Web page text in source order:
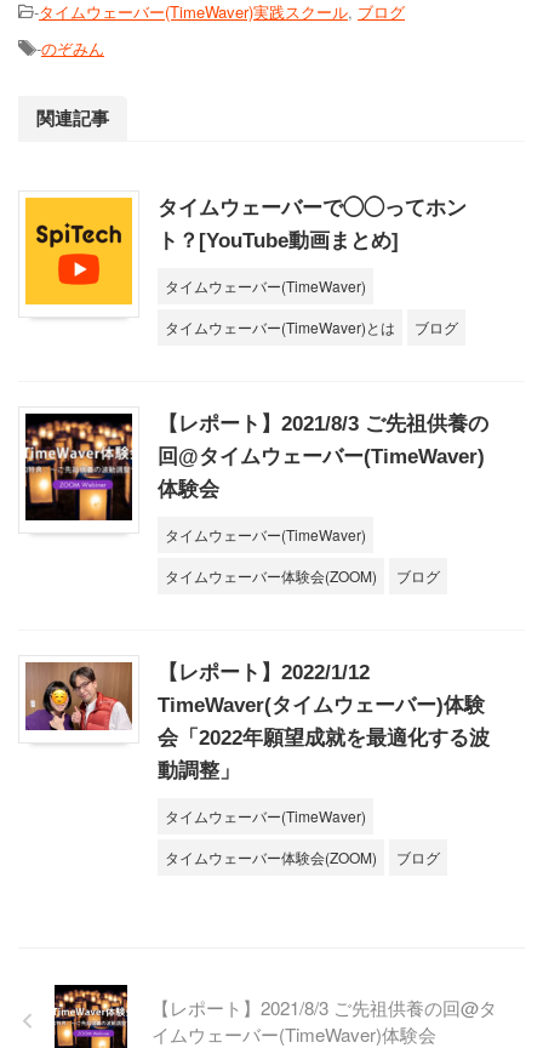
-タイムウェーバー(TimeWaver)実践スクール, ブログ
-のぞみん
関連記事
タイムウェーバーで◯◯ってホン
ト？[YouTube動画まとめ]
タイムウェーバー(TimeWaver)
タイムウェーバー(TimeWaver)とは
ブログ
【レポート】2021/8/3 ご先祖供養の
回@タイムウェーバー(TimeWaver)
体験会
タイムウェーバー(TimeWaver)
タイムウェーバー体験会(ZOOM)
ブログ
【レポート】2022/1/12
TimeWaver(タイムウェーバー)体験
会「2022年願望成就を最適化する波
動調整」
タイムウェーバー(TimeWaver)
タイムウェーバー体験会(ZOOM)
ブログ
【レポート】2021/8/3 ご先祖供養の回@タ
イムウェーバー(TimeWaver)体験会